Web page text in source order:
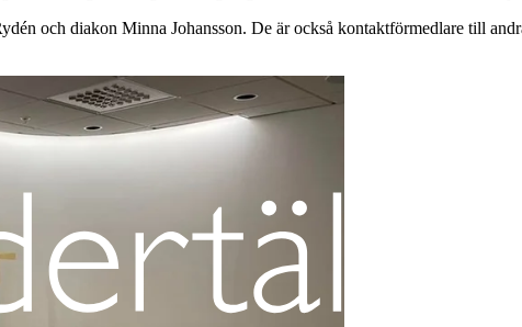
och diakon Minna Johansson. De är också kontaktförmedlare till